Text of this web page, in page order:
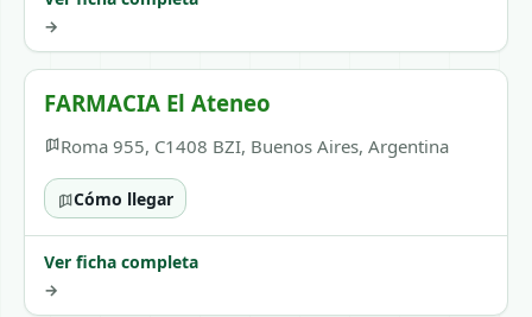
→
FARMACIA El Ateneo
Roma 955, C1408 BZI, Buenos Aires, Argentina
Cómo llegar
Ver ficha completa
→